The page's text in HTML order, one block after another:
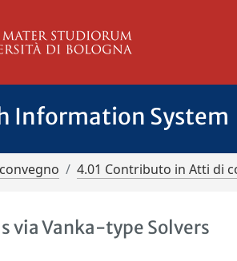
Information System
4.01 Contributo in Atti di
via Vanka-type Solvers